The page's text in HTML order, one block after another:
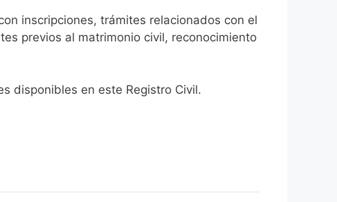
inscripciones, trámites relacionados con el
previos al matrimonio civil, reconocimiento
disponibles en este Registro Civil.​